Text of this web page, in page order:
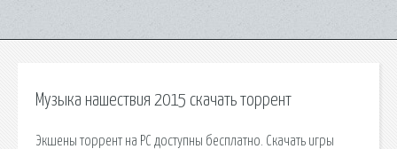
Музыка нашествия 2015 скачать торрент
Экшены торрент на PC доступны бесплатно. Скачать игры